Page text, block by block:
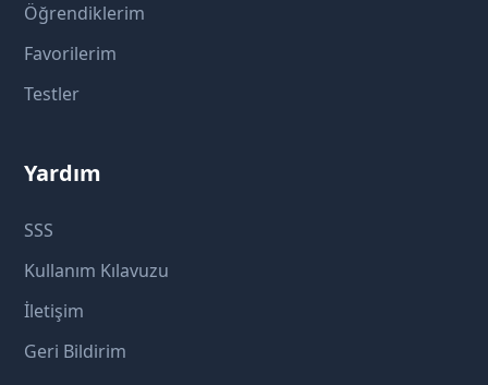
Öğrendiklerim
Favorilerim
Testler
Yardım
SSS
Kullanım Kılavuzu
İletişim
Geri Bildirim